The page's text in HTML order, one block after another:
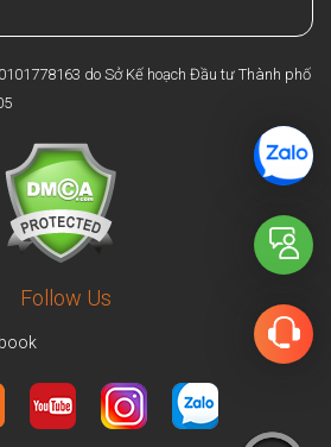
Follow Us
do Sở Kế hoạch Đầu tư Thành phố